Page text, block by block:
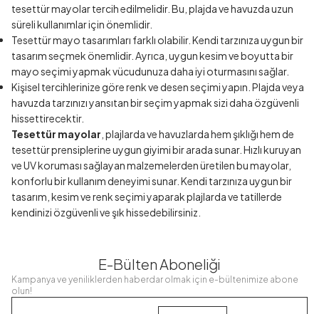
tesettür mayolar tercih edilmelidir. Bu, plajda ve havuzda uzun
süreli kullanımlar için önemlidir.
Tesettür mayo tasarımları farklı olabilir. Kendi tarzınıza uygun bir
tasarım seçmek önemlidir. Ayrıca, uygun kesim ve boyutta bir
mayo seçimi yapmak vücudunuza daha iyi oturmasını sağlar.
Kişisel tercihlerinize göre renk ve desen seçimi yapın. Plajda veya
havuzda tarzınızı yansıtan bir seçim yapmak sizi daha özgüvenli
hissettirecektir.
Tesettür mayolar , plajlarda ve havuzlarda hem şıklığı hem de
tesettür prensiplerine uygun giyimi bir arada sunar. Hızlı kuruyan
ve UV koruması sağlayan malzemelerden üretilen bu mayolar,
konforlu bir kullanım deneyimi sunar. Kendi tarzınıza uygun bir
tasarım, kesim ve renk seçimi yaparak plajlarda ve tatillerde
kendinizi özgüvenli ve şık hissedebilirsiniz.
E-Bülten Aboneliği
Kampanya ve yeniliklerden haberdar olmak için e-bültenimize abone
olun!